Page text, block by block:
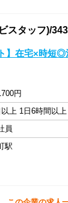
スタッフ)/
】在宅×時短
円
上 1日6時間以上
員
駅